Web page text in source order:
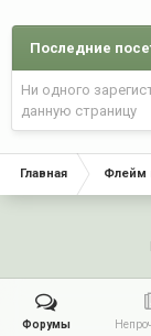
Последние
Ни одного
данную страницу
Главная Флейм
Форумы